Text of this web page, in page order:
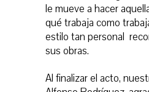
le mueve a hacer
qué trabaja como
estilo tan personal
sus obras.
Al finalizar el acto,